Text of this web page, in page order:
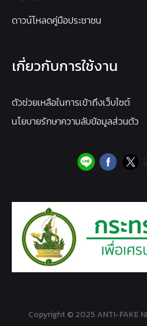
ดาวน์โหลดคู่มือประชาชน
เกี่ยวกับการใช้งาน
ตัวช่วยเหลือในการเข้าถึงเว็บไซต์
นโยบายรักษาความลับข้อมูลส่วนตัว
Copyright © 2025 ANTI-FAKE